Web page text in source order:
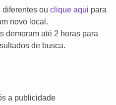
diferentes ou clique aqui para
novo local.
demoram até 2 horas para
de busca.
a publicidade